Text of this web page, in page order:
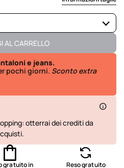
Ultimo disponibile
Disponibile
Disponibile
AL CARRELLO
e jeans.
pochi giorni. Sconto extra
otterrai dei crediti da
gratuito in
Reso gratuito